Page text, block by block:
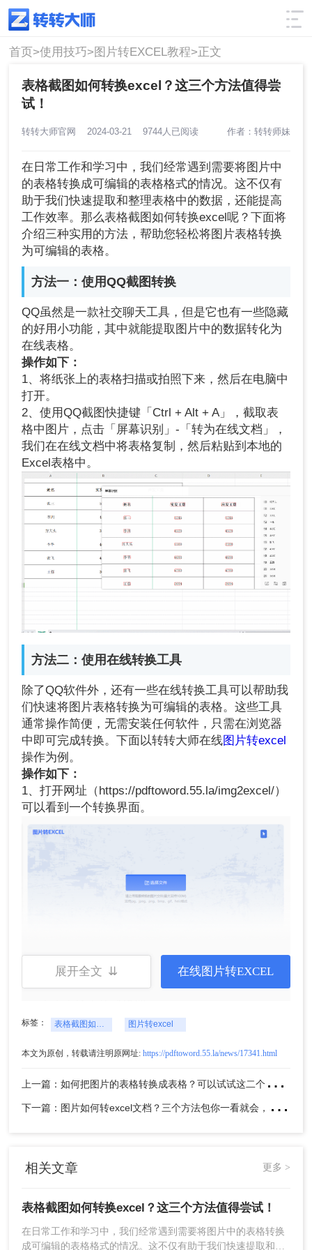
使用技巧 筛选
首页>使用技巧>图片转EXCEL教程>正文
表格截图如何转换excel？这三个方法值得尝
试！
转转大师官网 2024-03-21 9744人已阅读 作者：转转师妹
在日常工作和学习中，我们经常遇到需要将图片中
的表格转换成可编辑的表格格式的情况。这不仅有
助于我们快速提取和整理表格中的数据，还能提高
工作效率。那么表格截图如何转换excel呢？下面将
介绍三种实用的方法，帮助您轻松将图片表格转换
为可编辑的表格。
方法一：使用QQ截图转换
QQ虽然是一款社交聊天工具，但是它也有一些隐藏
的好用小功能，其中就能提取图片中的数据转化为
在线表格。
操作如下：
1、将纸张上的表格扫描或拍照下来，然后在电脑中
打开。
2、使用QQ截图快捷键「Ctrl + Alt + A」，截取表
格中图片，点击「屏幕识别」-「转为在线文档」，
我们在在线文档中将表格复制，然后粘贴到本地的
Excel表格中。
方法二：使用在线转换工具
除了QQ软件外，还有一些在线转换工具可以帮助我
们快速将图片表格转换为可编辑的表格。这些工具
通常操作简便，无需安装任何软件，只需在浏览器
中即可完成转换。下面以转转大师在线图片转excel
操作为例。
操作如下：
1、打开网址（https://pdftoword.55.la/img2excel/）
可以看到一个转换界面。
4、上传要转换的图片，需要设置自定义选项的可以
设置一点，然后点击开始转换。
展开全文 ⇊ 在线图片转EXCEL
标签： 表格截图如何转换excel 图片转excel
本文为原创，转载请注明原网址: https://pdftoword.55.la/news/17341.html
上
一篇：如何把图片的表格转换成表格？可以试试这二个方法！
下
一篇：图片如何转excel文档？三个方法包你一看就会，省时又省力！
相关文章 更多 >
表格截图如何转换excel？这三个方法值得尝试！
在日常工作和学习中，我们经常遇到需要将图片中的表格转换
成可编辑的表格格式的情况。这不仅有助于我们快速提取和整